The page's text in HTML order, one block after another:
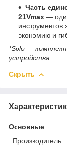
Часть
21Vmax —
инструментов
экономию и
*Solo —
устройства
Скрыть
Основные
Производитель